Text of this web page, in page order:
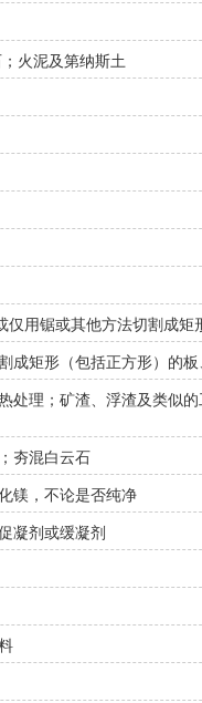
火泥及第纳斯土
用锯或其他方法切割成矩
成矩形（包括正方形）的板
处理；矿渣、浮渣及类似
夯混白云石
镁，不论是否纯净
凝剂或缓凝剂